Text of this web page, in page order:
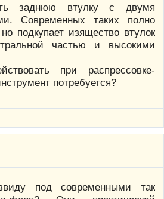
заднюю втулку с двумя
Современных таких полно
подкупает изящество втулок
частью и высокими
при распрессовке-
потребуется?
под современными так